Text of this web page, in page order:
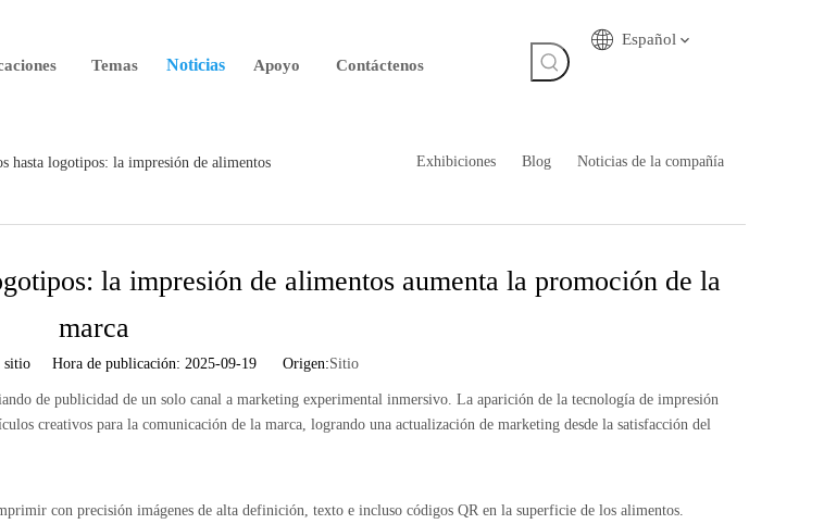
Temas Noticias Apoyo Contáctenos
Español
hasta logotipos: la impresión de alimentos
Exhibiciones Blog Noticias de la compañía
la impresión de alimentos aumenta la promoción de la
marca
Hora de publicación: 2025-09-19 Origen:Sitio
de publicidad de un solo canal a marketing experimental inmersivo. La aparición de la tecnología de impresión
creativos para la comunicación de la marca, logrando una actualización de marketing desde la satisfacción del
con precisión imágenes de alta definición, texto e incluso códigos QR en la superficie de los alimentos.